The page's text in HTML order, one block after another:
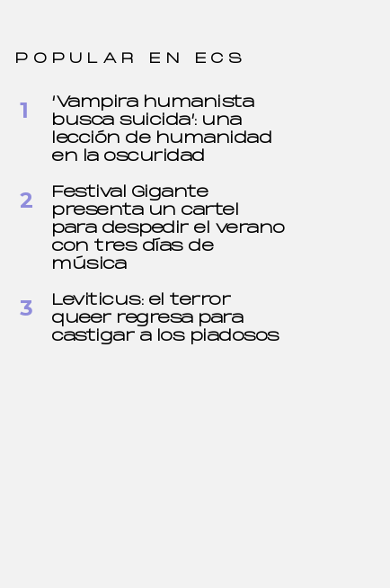
POPULAR EN ECS
‘Vampira humanista
busca suicida’: una
lección de humanidad
en la oscuridad
Festival Gigante
presenta un cartel
para despedir el verano
con tres días de
música
Leviticus: el terror
queer regresa para
castigar a los piadosos